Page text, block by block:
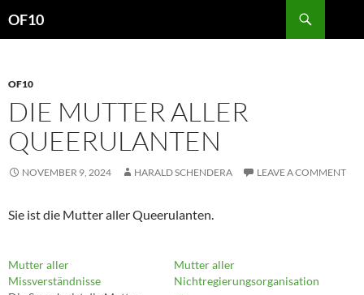
OF10
OF10
DIE MUTTER ALLER
QUEERULANTEN
NOVEMBER 9, 2024 HARALD SCHENDERA LEAVE A COMMENT
Sie ist die Mutter aller Queerulanten.
Mutter aller
Missverständnisse
Mutter aller
Nichtregierungsorganisation